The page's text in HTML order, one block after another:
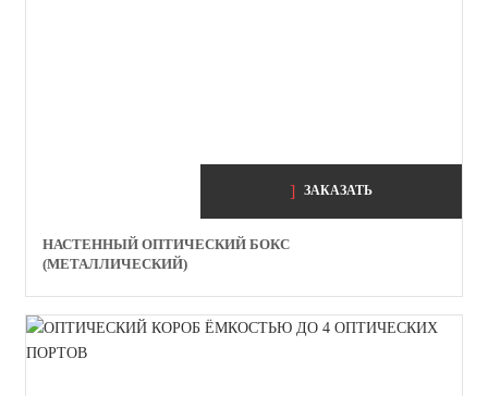
ЗАКАЗАТЬ
НАСТЕННЫЙ ОПТИЧЕСКИЙ БОКС
(МЕТАЛЛИЧЕСКИЙ)